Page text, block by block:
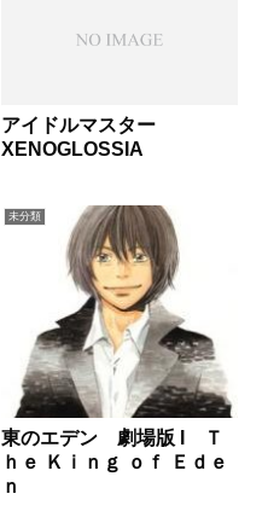
アイドルマスター
XENOGLOSSIA
未分類
東のエデン 劇場版 I Ｔ
ｈｅ Ｋｉｎｇ ｏｆ Ｅｄｅ
ｎ